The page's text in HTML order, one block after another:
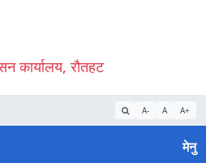
कार्यालय, रौतहट
A- A A+
मेनु